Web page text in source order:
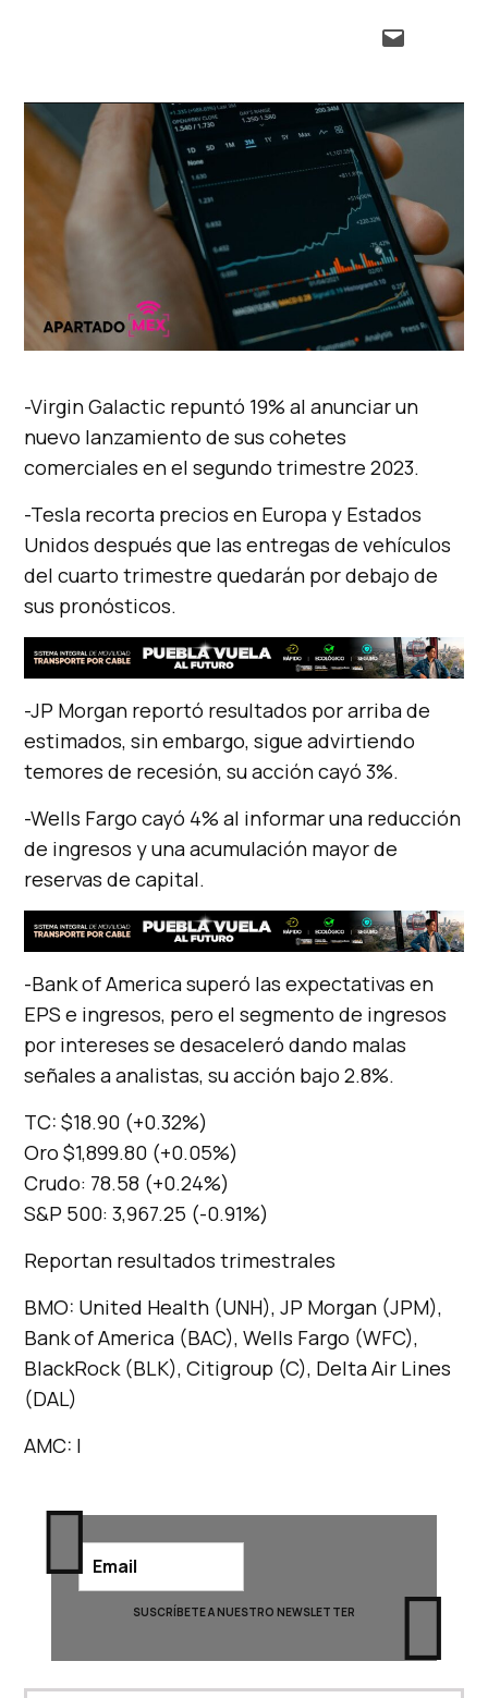
-Virgin Galactic repuntó 19% al anunciar un
nuevo lanzamiento de sus cohetes
comerciales en el segundo trimestre 2023.
-Tesla recorta precios en Europa y Estados
Unidos después que las entregas de vehículos
del cuarto trimestre quedarán por debajo de
sus pronósticos.
-JP Morgan reportó resultados por arriba de
estimados, sin embargo, sigue advirtiendo
temores de recesión, su acción cayó 3%.
-Wells Fargo cayó 4% al informar una reducción
de ingresos y una acumulación mayor de
reservas de capital.
-Bank of America superó las expectativas en
EPS e ingresos, pero el segmento de ingresos
por intereses se desaceleró dando malas
señales a analistas, su acción bajo 2.8%.
TC: $18.90 (+0.32%)
Oro $1,899.80 (+0.05%)
Crudo: 78.58 (+0.24%)
S&P 500: 3,967.25 (-0.91%)
Reportan resultados trimestrales
BMO: United Health (UNH), JP Morgan (JPM),
Bank of America (BAC), Wells Fargo (WFC),
BlackRock (BLK), Citigroup (C), Delta Air Lines
(DAL)
AMC: |